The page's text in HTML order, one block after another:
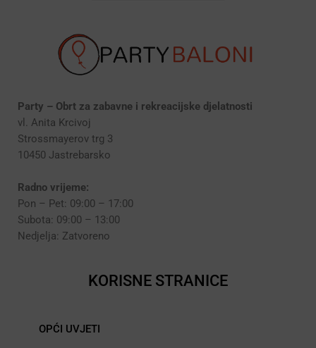
Party – Obrt za zabavne i rekreacijske djelatnosti
vl. Anita Krcivoj
Strossmayerov trg 3
10450 Jastrebarsko
Radno vrijeme:
Pon – Pet: 09:00 – 17:00
Subota: 09:00 – 13:00
Nedjelja: Zatvoreno
KORISNE STRANICE
OPĆI UVJETI